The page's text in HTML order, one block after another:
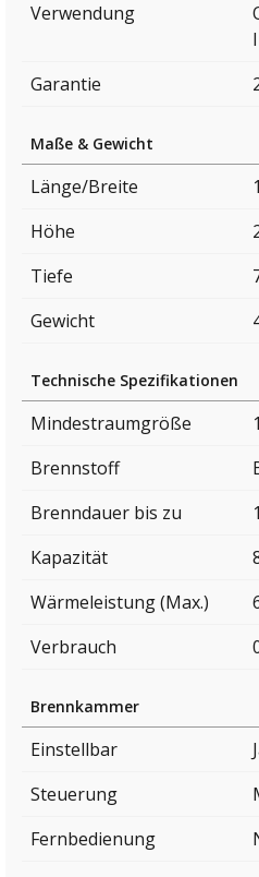
Verwendung
Garantie
Maße & Gewicht
Länge/Breite
Höhe
Tiefe
Gewicht
Technische Spezifikationen
Mindestraumgröße
Brennstoff
Brenndauer bis zu
Kapazität
Wärmeleistung (Max.)
Verbrauch
Brennkammer
Einstellbar
Steuerung
Fernbedienung